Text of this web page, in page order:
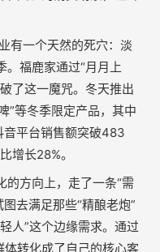
有一个天然的死穴：淡
。福鹿家通过“月月上
了这一魔咒。冬天推出
”等冬季限定产品，其中
音平台销售额突破483
增长28%。
的方向上，走了一条“需
去满足那些“精酿老炮”
人”这个边缘需求。通过
体转化成了自己的核心客